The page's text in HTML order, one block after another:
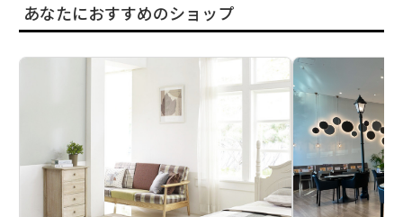
あなたにおすすめのショップ